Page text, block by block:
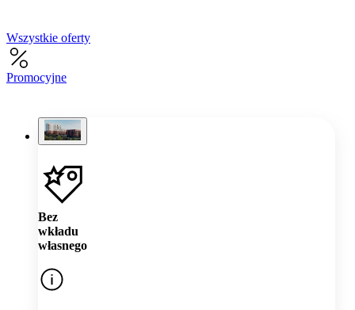
Wszystkie oferty
Promocyjne
Bez
wkładu
własnego